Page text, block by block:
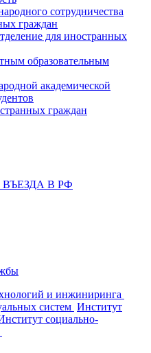
сотрудничества
граждан
для иностранных
образовательным
академической
граждан
В РФ
и инжиниринга
систем Институт
социально-